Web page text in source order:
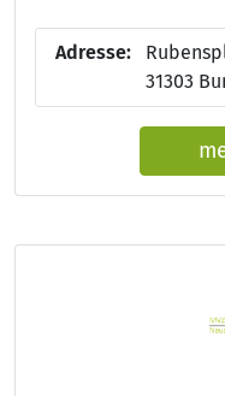
Adresse:
31303